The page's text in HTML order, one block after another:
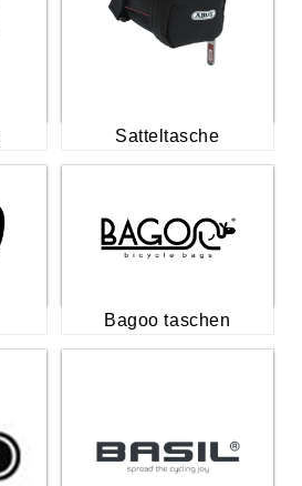
Satteltasche
Bagoo taschen